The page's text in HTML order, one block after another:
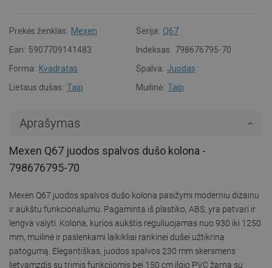
Prekės ženklas: Mexen Serija: Q67
Ean: 5907709141483 Indeksas: 798676795-70
Forma: Kvadratas Spalva: Juodas
Lietaus dušas: Taip Muilinė: Taip
Aprašymas
Mexen Q67 juodos spalvos dušo kolona -
798676795-70
Mexen Q67 juodos spalvos dušo kolona pasižymi moderniu dizainu
ir aukštu funkcionalumu. Pagaminta iš plastiko, ABS, yra patvari ir
lengva valyti. Kolona, kurios aukštis reguliuojamas nuo 930 iki 1250
mm, muilinė ir paslenkami laikikliai rankinei dušei užtikrina
patogumą. Elegantiškas, juodos spalvos 230 mm skersmens
lietvamzdis su trimis funkcijomis bei 150 cm ilgio PVC žarna su